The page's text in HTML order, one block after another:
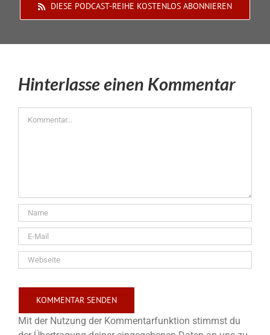
DIESE PODCAST-REIHE KOSTENLOS ABONNIEREN
Hinterlasse einen Kommentar
Mit der Nutzung der Kommentarfunktion stimmst du